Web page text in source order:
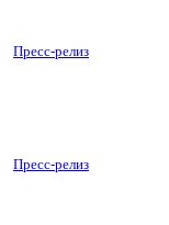
Пресс-релиз
Пресс-релиз